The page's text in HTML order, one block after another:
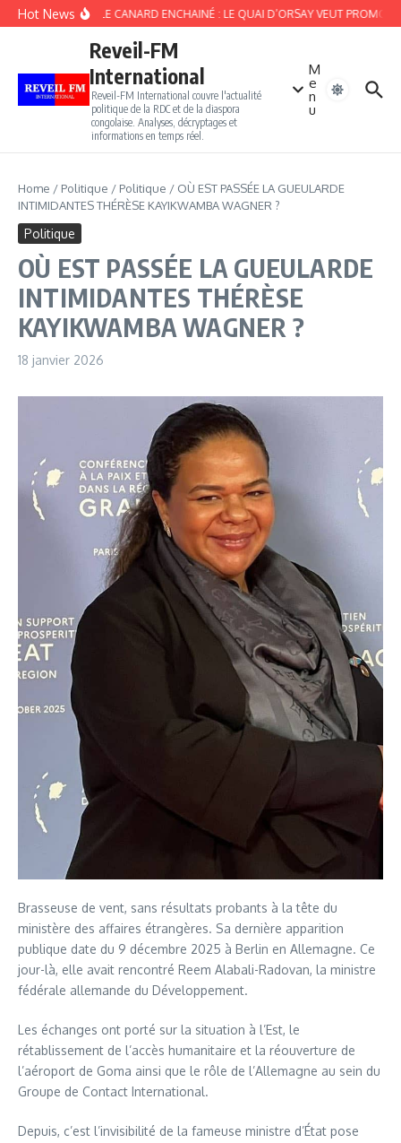
Aller au contenu
Hot News LE CANARD ENCHAINÉ : LE QUAI D’ORSAY VEUT
Reveil-FM
International
Reveil-FM International couvre l'actualité
politique de la RDC et de la diaspora
congolaise. Analyses, décryptages et
informations en temps réel.
M
e
n
u
Home / Politique / Politique / OÙ EST PASSÉE LA GUEULARDE
INTIMIDANTES THÉRÈSE KAYIKWAMBA WAGNER ?
Politique
OÙ EST PASSÉE LA GUEULARDE
INTIMIDANTES THÉRÈSE
KAYIKWAMBA WAGNER ?
18 janvier 2026
Brasseuse de vent, sans résultats probants à la tête du
ministère des affaires étrangères. Sa dernière apparition
publique date du 9 décembre 2025 à Berlin en Allemagne. Ce
jour-là, elle avait rencontré Reem Alabali-Radovan, la ministre
fédérale allemande du Développement.
Les échanges ont porté sur la situation à l’Est, le
rétablissement de l’accès humanitaire et la réouverture de
l’aéroport de Goma ainsi que le rôle de l’Allemagne au sein du
Groupe de Contact International.
Depuis, c’est l’invisibilité de la fameuse ministre d’État pose